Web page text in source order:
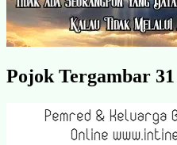
Pojok Tergambar